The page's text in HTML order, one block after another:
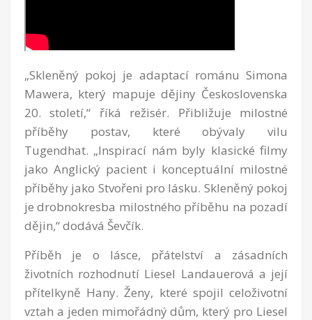
„Skleněný pokoj je adaptací románu Simona
Mawera, který mapuje dějiny Československa
20. století,“ říká režisér. Přibližuje milostné
příběhy postav, které obývaly vilu
Tugendhat. „Inspirací nám byly klasické filmy
jako Anglický pacient i konceptuální milostné
příběhy jako Stvořeni pro lásku. Skleněný pokoj
je drobnokresba milostného příběhu na pozadí
dějin,“ dodává Ševčík.
Příběh je o lásce, přátelství a zásadních
životních rozhodnutí Liesel Landauerová a její
přítelkyně Hany. Ženy, které spojil celoživotní
vztah a jeden mimořádný dům, který pro Liesel